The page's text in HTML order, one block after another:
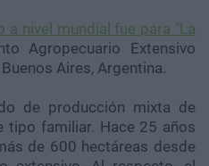
a nivel mundial fue para "La
Agropecuario Extensivo
Aires, Argentina.
de producción mixta de
tipo familiar. Hace 25 años
de 600 hectáreas desde